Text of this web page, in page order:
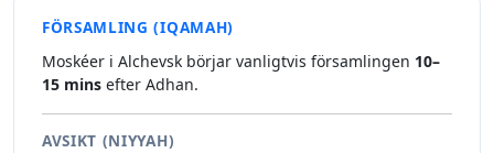
FÖRSAMLING (IQAMAH)
Moskéer i Alchevsk börjar vanligtvis församlingen 10–
15 mins efter Adhan.
AVSIKT (NIYYAH)